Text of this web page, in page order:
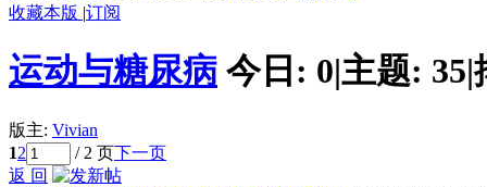
收藏本版 |订阅
运动与糖尿病 今日: 0|主题: 35|
版主: Vivian
12 / 2 页下一页
返 回